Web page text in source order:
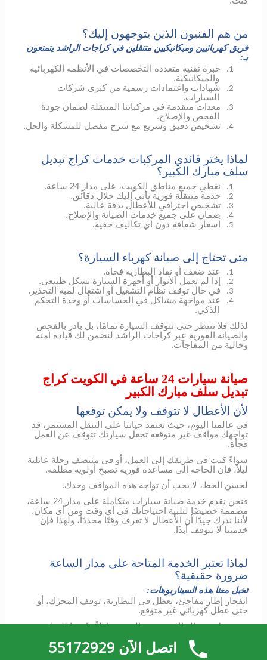
من هم الفنيون الذين يتوجهون إليك؟
فريق كهربائيين وميكانيكيين متنقلين في كراجات الراشد يتمتعون
بـ:
1.
خبرة تقنية متعددة التخصصات في الأنظمة الكهربائية
والميكانيكية.
2.
شهادات واعتمادات رسمية من كبرى شركات
السيارات.
3.
معدات متقدمة في مركباتنا المتنقلة لضمان جودة
الفحص والإصلاح.
4. تشخيص دقيق وسريع مع شرح مفصل للمشكلة والحل.
لماذا يختر قائدي المركبات خدمات كراج تبديل
سلف مبارك الكبير؟
1. نغطي جميع مناطق الكويت، على مدار 24 ساعة.
2. خدمة متنقلة فورية نأتي إليك خلال دقائق.
3. تشخيص احترافي للأعطال بدقة عالية.
4. ضمان على جميع خدمات الصيانة والإصلاح.
5. أسعار شفافة دون أي تكاليف خفية.
متى تحتاج إلى صيانة كهرباء السيارة؟
1. عند ضعف أو نفاد البطارية فجأة.
2. إذا لم تعمل الأنوار أو أجهزة السيارة بشكل طبيعي.
3. في حال توقف نظام التشغيل أو اشتعال لمبة التحذير.
4.
عند مواجهة مشاكل في الحساسات أو وحدة التحكم
الذكي.
لذلك فلا تنتظر حتى تتوقف السيارة تمامًا، بل بادر بالفحص
والصيانة الفورية عبر كراجات الراشد لنضمن لك قيادة آمنة
وخالية من المفاجآت.
صيانة سيارات 24 ساعة في الكويت كراج
تبديل سلف مبارك الكبير
لأن الأعطال لا تتوقف ولا يمكن توقعها
في عالمنا اليوم، حيث تعتمد حياتنا على التنقل المستمر، قد
تواجهك مواقف غير متوقعة تجعل سيارتك تتوقف عن العمل
فجأة.
سواءً كنت في طريقك إلى العمل، أو في منتصف رحلة عائلية
ليلاً، فإن الحاجة إلى مساعدة فورية تصبح أولوية مطلقة.
لحسن الحظ، لا يجب أن تواجه هذه المواقف وحدك.
فنحن نقدم خدمة صيانة سيارات متكاملة على مدار 24 ساعة،
مصممة خصيصًا لتلبية احتياجاتك في أي وقت ومن أي مكان.
لأننا ندرك جيدًا أن الأعطال لا تعرف وقتًا محددًا، ولهذا فإن
خدمتنا لا تتوقف أبدًا.
لماذا تعتبر الخدمة المتاحة على مدار الساعة
ضرورة حقيقية؟
تخيل معنا هذه السيناريوهات:
انفجار إطار مفاجئ، تعطل في البطارية، توقف المحرك، أو
حتى عطل كهربائي غير متوقع.
ففي مثل هذه الحالات، يصبح الوقت عاملاً حاسمًا للسلامة
مع خدمتنا الشاملة، لن تحتاج إلى القلق بشأن التوقيت أو
اتصل الآن 55172929